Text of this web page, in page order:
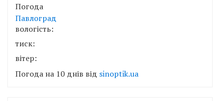
Погода
Павлоград
вологість:
тиск:
вітер:
Погода на 10 днів від sinoptik.ua